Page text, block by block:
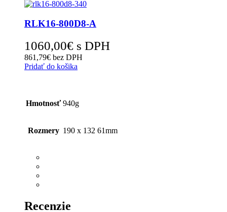
RLK16-800D8-A
1060,00€ s DPH
861,79€ bez DPH
Pridať do košika
Hmotnosť 940g
Rozmery 190 x 132 61mm
Recenzie